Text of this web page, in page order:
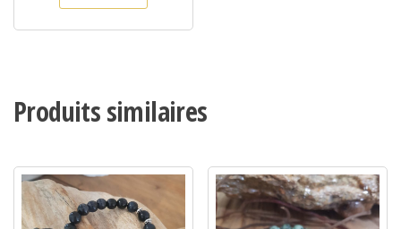
Produits similaires